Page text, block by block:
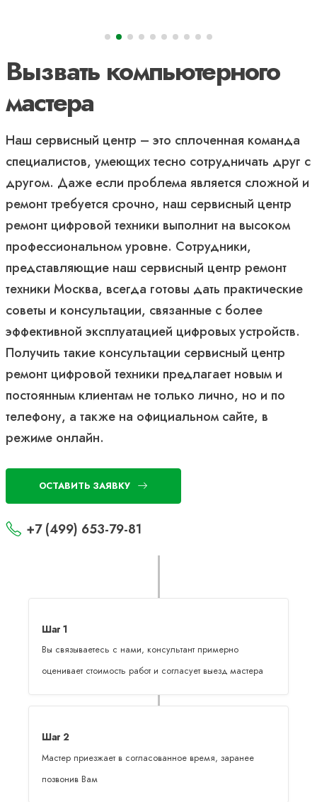
Вызвать компьютерного
мастера
Наш сервисный центр – это сплоченная команда
специалистов, умеющих тесно сотрудничать друг с
другом. Даже если проблема является сложной и
ремонт требуется срочно, наш сервисный центр
ремонт цифровой техники выполнит на высоком
профессиональном уровне. Сотрудники,
представляющие наш сервисный центр ремонт
техники Москва, всегда готовы дать практические
советы и консультации, связанные с более
эффективной эксплуатацией цифровых устройств.
Получить такие консультации сервисный центр
ремонт цифровой техники предлагает новым и
постоянным клиентам не только лично, но и по
телефону, а также на официальном сайте, в
режиме онлайн.
ОСТАВИТЬ ЗАЯВКУ
+7 (499) 653-79-81
Шаг 1
Вы связываетесь с нами, консультант примерно
оценивает стоимость работ и согласует выезд мастера
Шаг 2
Мастер приезжает в согласованное время, заранее
позвонив Вам